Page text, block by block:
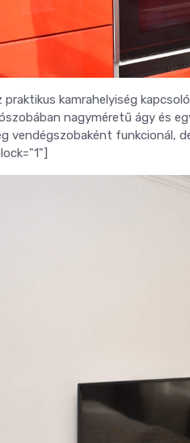
praktikus kamrahelyiség
nagyméretű ágy és
vendégszobaként funkcionál,